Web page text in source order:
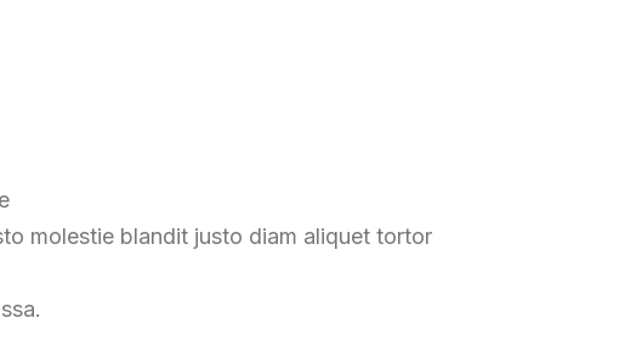
molestie blandit justo diam aliquet tortor